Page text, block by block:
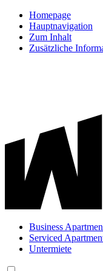
Homepage
Hauptnavigation
Zum Inhalt
Zusätzliche
Business
Serviced
Untermiete